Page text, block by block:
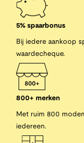
5% spaarbonus
Bij iedere aankoop
waardecheque.
800+ merken
Met ruim 800
iedereen.